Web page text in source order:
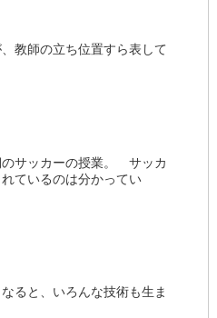
教師の立ち位置すら表して
サッカーの授業。 サッカ
ているのは分かってい
ると、いろんな技術も生ま